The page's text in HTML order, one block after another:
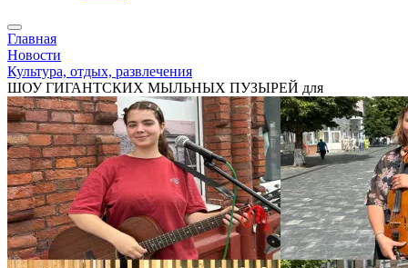
Главная
Новости
Культура, отдых, развлечения
ШОУ ГИГАНТСКИХ МЫЛЬНЫХ ПУЗЫРЕЙ для